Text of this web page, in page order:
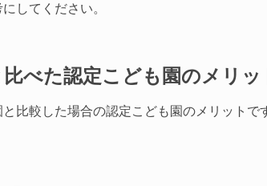
してください。
べた認定こども園のメリッ
と比較した場合の認定こども園のメリットで